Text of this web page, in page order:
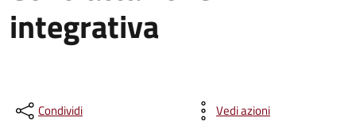
integrativa
Condividi Vedi azioni